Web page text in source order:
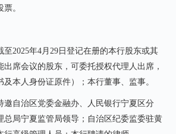
。
2025年4月29日登记在册的本行股东或其
席会议的股东，可委托授权代理人出席，
本人身份证原件）；本行董事、监事。
自治区党委金融办、人民银行宁夏区分
总局宁夏监管局领导；自治区纪委监委驻黄